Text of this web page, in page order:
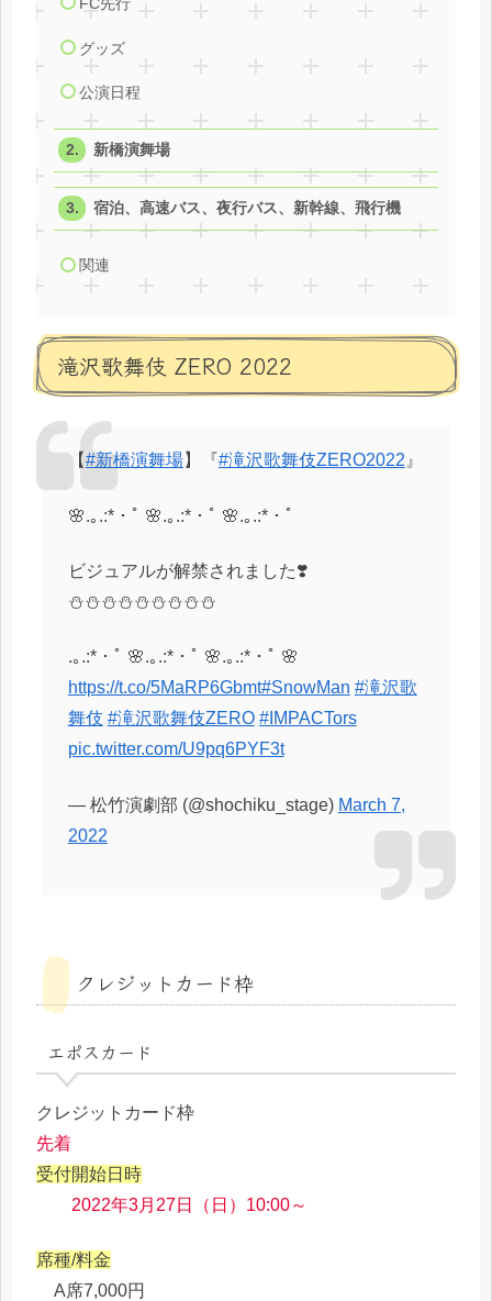
FC先行
グッズ
公演日程
新橋演舞場
宿泊、高速バス、夜行バス、新幹線、飛行機
関連
滝沢歌舞伎 ZERO 2022
【#新橋演舞場】『#滝沢歌舞伎ZERO2022 』
🌸.｡.:*・ﾟ 🌸.｡.:*・ﾟ 🌸.｡.:*・ﾟ
ビジュアルが解禁されました❣️
⛄️⛄️⛄️⛄️⛄️⛄️⛄️⛄️⛄️
.｡.:*・ﾟ 🌸.｡.:*・ﾟ 🌸.｡.:*・ﾟ 🌸
https://t.co/5MaRP6Gbmt#SnowMan #滝沢歌
舞伎 #滝沢歌舞伎ZERO #IMPACTors
pic.twitter.com/U9pq6PYF3t
— 松竹演劇部 (@shochiku_stage) March 7,
2022
クレジットカード枠
エポスカード
クレジットカード枠
先着
受付開始日時
2022年3月27日（日）10:00～
席種/料金
A席7,000円